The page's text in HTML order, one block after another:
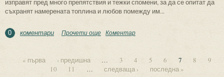
изправят пред много препятствия и тежки спомени, за да се опитат да
съхранят намерената топлина и любов помежду им...
0 коментари Прочети още about “За глътка въздух” на Даниела
Коментар
« първа ‹ предишна … 3 4 5 6 7 8
9
10
11 … следваща › последна »